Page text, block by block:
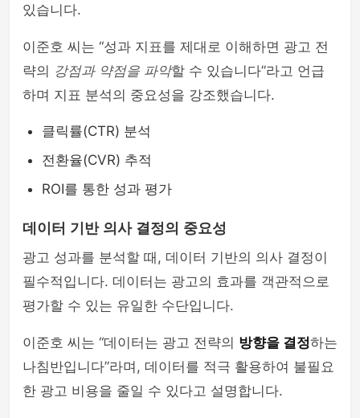
있습니다.
이준호 씨는 “성과 지표를 제대로 이해하면 광고 전
략의 강점과 약점을 파악할 수 있습니다”라고 언급
하며 지표 분석의 중요성을 강조했습니다.
클릭률(CTR) 분석
전환율(CVR) 추적
ROI를 통한 성과 평가
데이터 기반 의사 결정의 중요성
광고 성과를 분석할 때, 데이터 기반의 의사 결정이
필수적입니다. 데이터는 광고의 효과를 객관적으로
평가할 수 있는 유일한 수단입니다.
이준호 씨는 “데이터는 광고 전략의 방향을 결정하는
나침반입니다”라며, 데이터를 적극 활용하여 불필요
한 광고 비용을 줄일 수 있다고 설명합니다.